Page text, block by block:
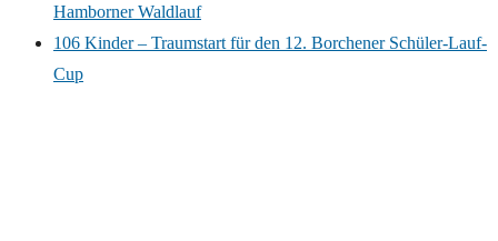
Hamborner Waldlauf
106 Kinder – Traumstart für den 12. Borchener Schüler-Lauf-
Cup